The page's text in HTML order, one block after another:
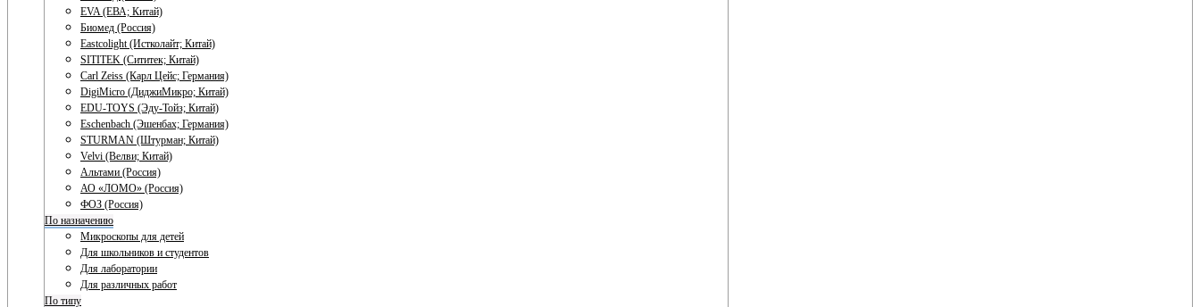
EVA (ЕВА; Китай)
Биомед (Россия)
Eastcolight (Истколайт; Китай)
SITITEK (Сититек; Китай)
Carl Zeiss (Карл Цейс; Германия)
DigiMicro (ДиджиМикро; Китай)
EDU-TOYS (Эду-Тойз; Китай)
Eschenbach (Эшенбах; Германия)
STURMAN (Штурман; Китай)
Velvi (Велви; Китай)
Альтами (Россия)
АО «ЛОМО» (Россия)
ФОЗ (Россия)
По назначению
Микроскопы для детей
Для школьников и студентов
Для лаборатории
Для различных работ
По типу